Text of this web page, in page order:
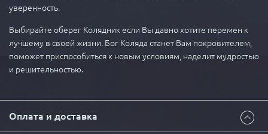
уверенность.
Выбирайте оберег Колядник если Вы давно хотите перемен к
лучшему в своей жизни. Бог Коляда станет Вам покровителем,
поможет приспособиться к новым условиям, наделит мудростью
и решительностью.
Оплата и доставка